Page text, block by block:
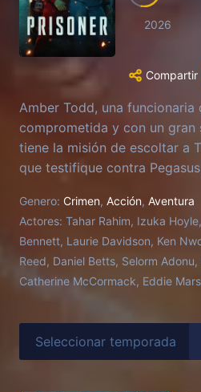
2026
Compartir
Amber Todd, una funcionaria
comprometida y con un gran
tiene la misión de escoltar a
que testifique contra
Genero: Crimen, Acción, Aventura
Actores: Tahar Rahim, Izuka
Bennett, Laurie Davidson, Ken
Reed, Daniel Betts, Selorm
Catherine McCormack, Eddie
Seleccionar temporada